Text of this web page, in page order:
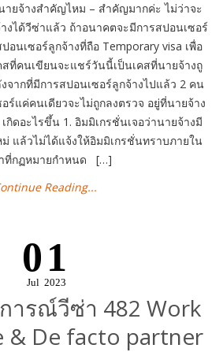
ยจ้างสำคัญไหม – สำคัญมากค่ะ ไม่ว่าจะ
งได้วีซ่าแล้ว ถ้าอนาคตจะมีการสปอนเซอร์
อนเซอร์ลูกจ้างที่ถือ Temporary visa เพื่อ
ที่คนเขียนจะแชร์วันนี้เป็นเคสที่นายจ้างถู
จากที่มีการสปอนเซอร์ลูกจ้างไปแล้ว 2 คน
ร์แค่คนเดียวจะไม่ถูกลงตรวจ อยู่ที่นายจ้าง
กิดอะไรขึ้น 1. อิมมิเกรชั่นเจอว่านายจ้างมี
แล้วไม่ได้แจ้งให้อิมมิเกรชั่นทราบภายใน
าที่กฏหมายกำหนด […]
Reading...
01
Jul 2023
ารณ์วีซ่า 482 Work
& De facto partner